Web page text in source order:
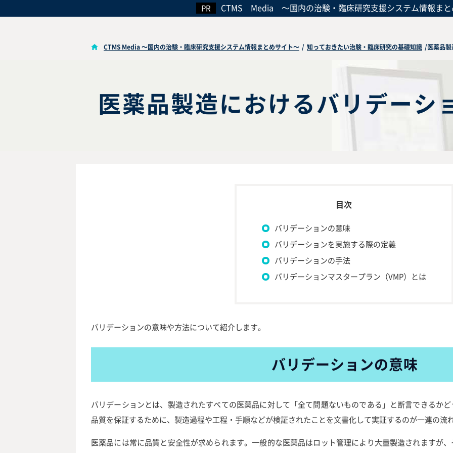
CTMS Media ～国内の治験・臨床研究支援システム情報ま
CTMS Media ～国内の治験・臨床研究支援システム情報まとめサイト～ / 知っておきたい治験・臨床研究の基礎知識 /医薬品
医薬品製造におけるバリデーシ
バリデーションの意味
バリデーションを実施する際の定義
バリデーションの手法
バリデーションマスタープラン（VMP）とは
バリデーションの意味や方法について紹介します。
バリデーションの意味
バリデーションとは、製造されたすべての医薬品に対して「全て問題ないものである」と断言できるか
品質を保証するために、製造過程や工程・手順などが検証されたことを文書化して実証するのが一連の流
医薬品には常に品質と安全性が求められます。一般的な医薬品はロット管理により大量製造されますが